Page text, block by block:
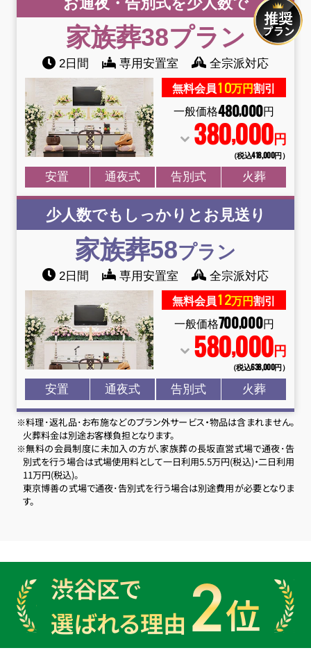
家族葬38プラン
2日間 専用安置室 全宗派対応
無料会員10万円割引
一般価格480,000円
380,000円
（税込418,000円）
安置 通夜式 告別式 火葬
少人数でもしっかりとお見送り
家族葬58プラン
2日間 専用安置室 全宗派対応
無料会員12万円割引
一般価格700,000円
580,000円
（税込638,000円）
安置 通夜式 告別式 火葬
※料理･返礼品･お布施などのプラン外サービス・物品は含まれません。
火葬料金は別途お客様負担となります。
※無料の会員制度に未加入の方が、家族葬の長坂直営式場で通夜･告
別式を行う場合は式場使用料として一日利用5.5万円(税込)・二日利用
11万円(税込)。
東京博善の式場で通夜･告別式を行う場合は別途費用が必要となりま
す。
渋谷区で
選ばれる理由 2位